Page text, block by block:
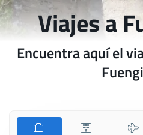
Viajes a
Encuentra aquí el